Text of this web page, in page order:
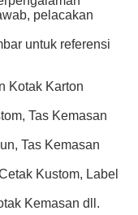
pelacakan
untuk referensi
Kotak Karton
Tas Kemasan
Tas Kemasan
Kustom, Label
Kemasan dll .